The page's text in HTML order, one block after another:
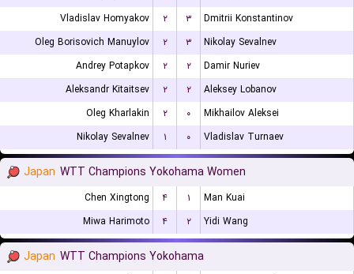
Vladislav Homyakov
۲ ۳
Dmitrii Konstantinov
Oleg Borisovich Manuylov
۲ ۳
Nikolay Sevalnev
Andrey Potapkov
۲ ۲
Damir Nuriev
Aleksandr Kitaitsev
۲ ۲
Aleksey Lobanov
Oleg Kharlakin
۲ ۰
Mikhailov Aleksei
Nikolay Sevalnev
۱ ۰ Vladislav Turnaev
Japan WTT Champions Yokohama Women
Chen Xingtong ۴ ۱
Man Kuai
Miwa Harimoto
۴ ۲ Yidi Wang
Japan WTT Champions Yokohama